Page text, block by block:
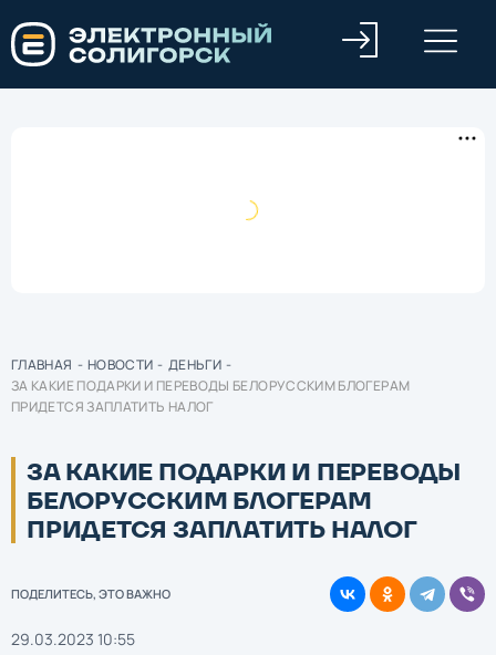
ГЛАВНАЯ - НОВОСТИ - ДЕНЬГИ -
ЗА КАКИЕ ПОДАРКИ И ПЕРЕВОДЫ БЕЛОРУССКИМ БЛОГЕРАМ
ПРИДЕТСЯ ЗАПЛАТИТЬ НАЛОГ
ЗА КАКИЕ ПОДАРКИ И ПЕРЕВОДЫ
БЕЛОРУССКИМ БЛОГЕРАМ
ПРИДЕТСЯ ЗАПЛАТИТЬ НАЛОГ
ПОДЕЛИТЕСЬ, ЭТО ВАЖНО
29.03.2023 10:55